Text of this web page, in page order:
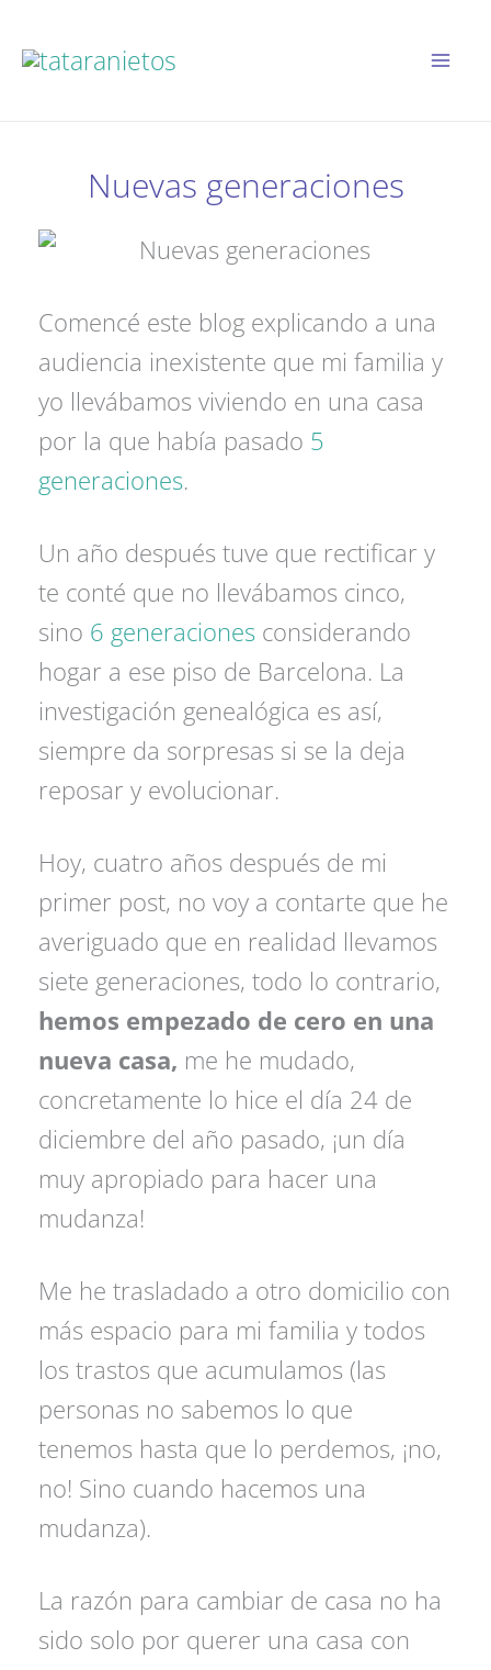
Nuevas generaciones
Comencé este blog explicando a una
audiencia inexistente que mi familia y
yo llevábamos viviendo en una casa
por la que había pasado 5
generaciones.
Un año después tuve que rectificar y
te conté que no llevábamos cinco,
sino 6 generaciones considerando
hogar a ese piso de Barcelona. La
investigación genealógica es así,
siempre da sorpresas si se la deja
reposar y evolucionar.
Hoy, cuatro años después de mi
primer post, no voy a contarte que he
averiguado que en realidad llevamos
siete generaciones, todo lo contrario,
hemos empezado de cero en una
nueva casa, me he mudado,
concretamente lo hice el día 24 de
diciembre del año pasado, ¡un día
muy apropiado para hacer una
mudanza!
Me he trasladado a otro domicilio con
más espacio para mi familia y todos
los trastos que acumulamos (las
personas no sabemos lo que
tenemos hasta que lo perdemos, ¡no,
no! Sino cuando hacemos una
mudanza).
La razón para cambiar de casa no ha
sido solo por querer una casa con